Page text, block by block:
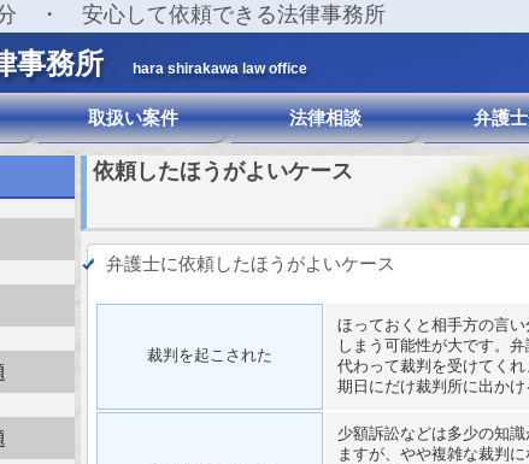
・ 安心して依頼できる法律事務所
事務所 hara shirakawa law office
取扱い案件 法律相談 弁護
依頼したほうがよいケース
弁護士に依頼したほうがよいケース
裁判を起こされた
ほっておくと相手方の言
しまう可能性が大です。
代わって裁判を受けてく
期日にだけ裁判所に出かけ
少額訴訟などは多少の知
ますが、やや複雑な裁判